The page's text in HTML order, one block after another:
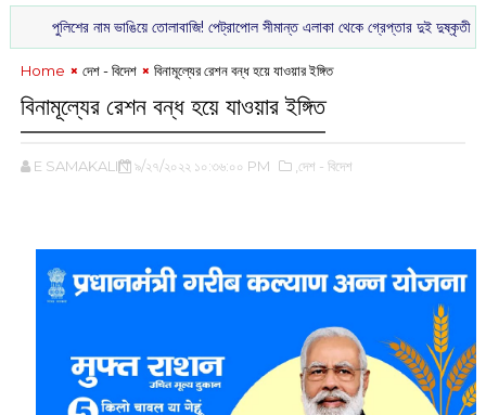
পুলিশের নাম ভাঙিয়ে তোলাবাজি! পেট্রাপোল সীমান্ত এলাকা থেকে গ্রেপ্তার দুই দুষ্কৃতী টিভি
Home দেশ - বিদেশ বিনামূল্যের রেশন বন্ধ হয়ে যাওয়ার ইঙ্গিত
বিনামূল্যের রেশন বন্ধ হয়ে যাওয়ার ইঙ্গিত
E SAMAKALIN ৯/২৭/২০২২ ১০:৩৬:০০ PM ,দেশ - বিদেশ